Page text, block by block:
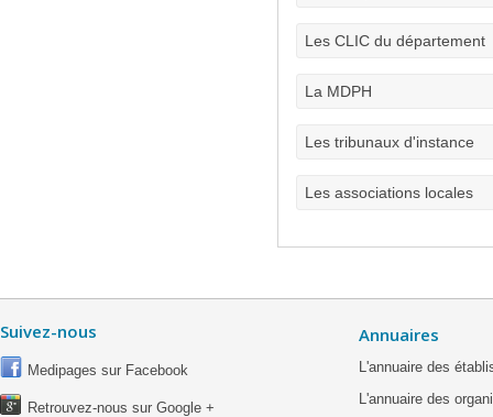
Les CLIC du département
La MDPH
Les tribunaux d'instance
Les associations locales
Suivez-nous
Medipages sur Facebook
Retrouvez-nous sur Google +
Annuaires
L'annuaire des
L'annuaire des